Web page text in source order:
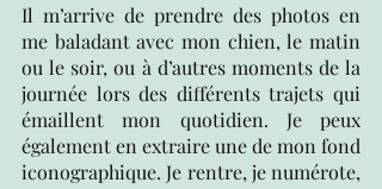
Il m’arrive de prendre des photos en
me baladant avec mon chien, le matin
ou le soir, ou à d’autres moments de la
journée lors des différents trajets qui
émaillent mon quotidien. Je peux
également en extraire une de mon fond
iconographique. Je rentre, je numérote,